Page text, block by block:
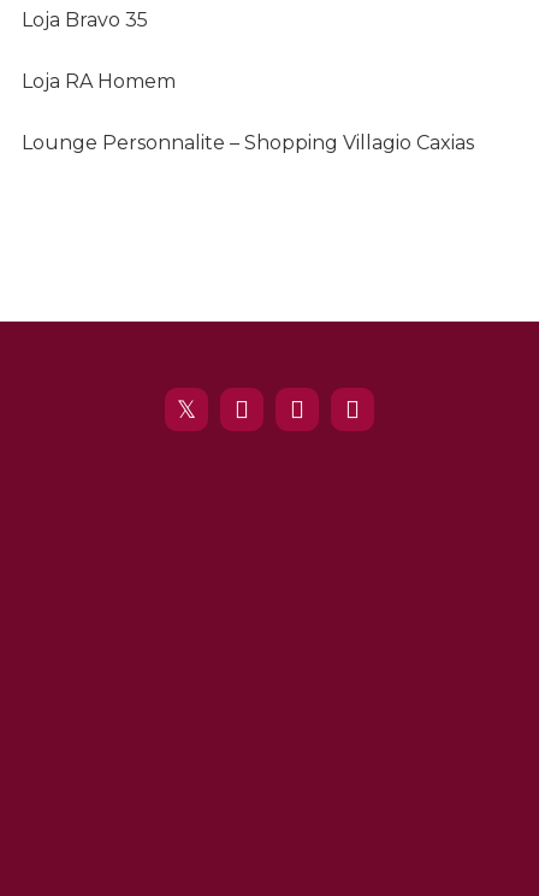
Loja Bravo 35
Loja RA Homem
Lounge Personnalite – Shopping Villagio Caxias